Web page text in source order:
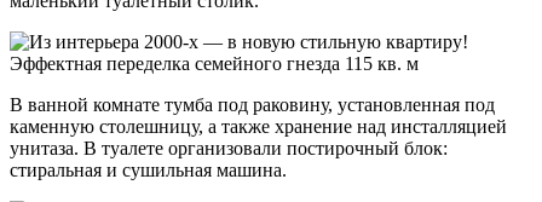
В ванной комнате тумба под раковину, установленная под
каменную столешницу, а также хранение над инсталляцией
унитаза. В туалете организовали постирочный блок:
стиральная и сушильная машина.